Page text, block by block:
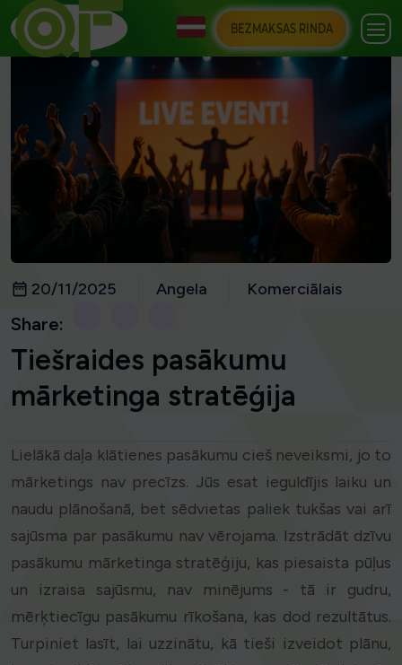
BEZMAKSAS RINDA
20/11/2025 Angela Komerciālais
Share:
Tiešraides pasākumu
mārketinga stratēģija
Lielākā daļa klātienes pasākumu cieš neveiksmi, jo to
mārketings nav precīzs. Jūs esat ieguldījis laiku un
naudu plānošanā, bet sēdvietas paliek tukšas vai arī
sajūsma par pasākumu nav vērojama. Izstrādāt dzīvu
pasākumu mārketinga stratēģiju, kas piesaista pūļus
un izraisa sajūsmu, nav minējums - tā ir gudru,
mērķtiecīgu pasākumu rīkošana, kas dod rezultātus.
Turpiniet lasīt, lai uzzinātu, kā tieši izveidot plānu,